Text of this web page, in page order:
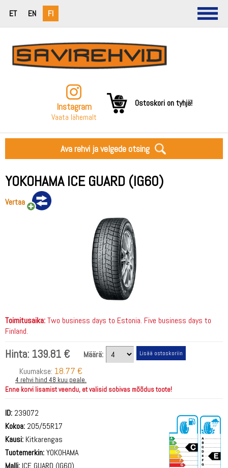
ET EN FI
Instagram
Vaata lähemalt
Ostoskori on tyhjä!
Ava rehvi ja velgede otsing
YOKOHAMA ICE GUARD (IG60)
Vertaa
Toimitusaika:Two business days to Estonia. Five business days to
Finland.
Hinta: 139.81 €
Määrä:
Kuumakse: 18.77 €
4 rehvi hind 48 kuu peale.
Enne korvi lisamist veendu, et valisid sobivas mõõdus toote!
ID: 239072
Kokoa: 205/55R17
Kausi: Kitkarengas
Tuotemerkin:YOKOHAMA
Malli: ICE GUARD (IG60)